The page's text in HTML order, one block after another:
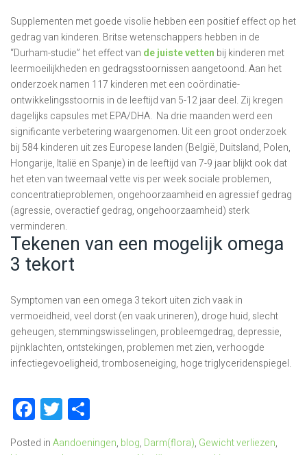
Supplementen met goede visolie hebben een positief effect op het
gedrag van kinderen. Britse wetenschappers hebben in de
“Durham-studie” het effect van de juiste vetten bij kinderen met
leermoeilijkheden en gedragsstoornissen aangetoond. Aan het
onderzoek namen 117 kinderen met een coördinatie-
ontwikkelingsstoornis in de leeftijd van 5-12 jaar deel. Zij kregen
dagelijks capsules met EPA/DHA. Na drie maanden werd een
significante verbetering waargenomen. Uit een groot onderzoek
bij 584 kinderen uit zes Europese landen (België, Duitsland, Polen,
Hongarije, Italië en Spanje) in de leeftijd van 7-9 jaar blijkt ook dat
het eten van tweemaal vette vis per week sociale problemen,
concentratieproblemen, ongehoorzaamheid en agressief gedrag
(agressie, overactief gedrag, ongehoorzaamheid) sterk
verminderen.
Tekenen van een mogelijk omega
3 tekort
Symptomen van een omega 3 tekort uiten zich vaak in
vermoeidheid, veel dorst (en vaak urineren), droge huid, slecht
geheugen, stemmingswisselingen, probleemgedrag, depressie,
pijnklachten, ontstekingen, problemen met zien, verhoogde
infectiegevoeligheid, tromboseneiging, hoge triglyceridenspiegel.
Facebook
Twitter
Delen
Posted inAandoeningen, blog, Darm(flora), Gewicht verliezen,